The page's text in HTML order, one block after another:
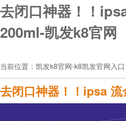
去闭口神器！！
200ml-凯发k8官网
当前位置： 凯发k8官网-k8凯发官网入口
去闭口神器！！ipsa